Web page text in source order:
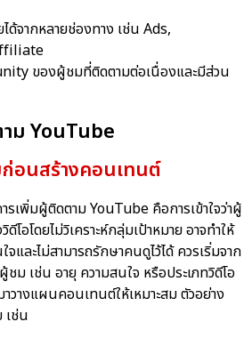
ได้จากหลายช่องทาง เช่น Ads,
ของผู้ชมที่ติดตามต่อเนื่องและมีส่วน
ม YouTube
อนสร้างคอนเทนต์
เพิ่มผู้ติดตาม YouTube คือการเข้าใจว่าผู้
โอโดยไม่วิเคราะห์กลุ่มเป้าหมาย อาจทำให้
และไม่สามารถรักษาคนดูไว้ได้ ควรเริ่มจาก
เช่น อายุ ความสนใจ หรือประเภทวิดีโอ
วางแผนคอนเทนต์ให้เหมาะสม ตัวอย่าง
เช่น